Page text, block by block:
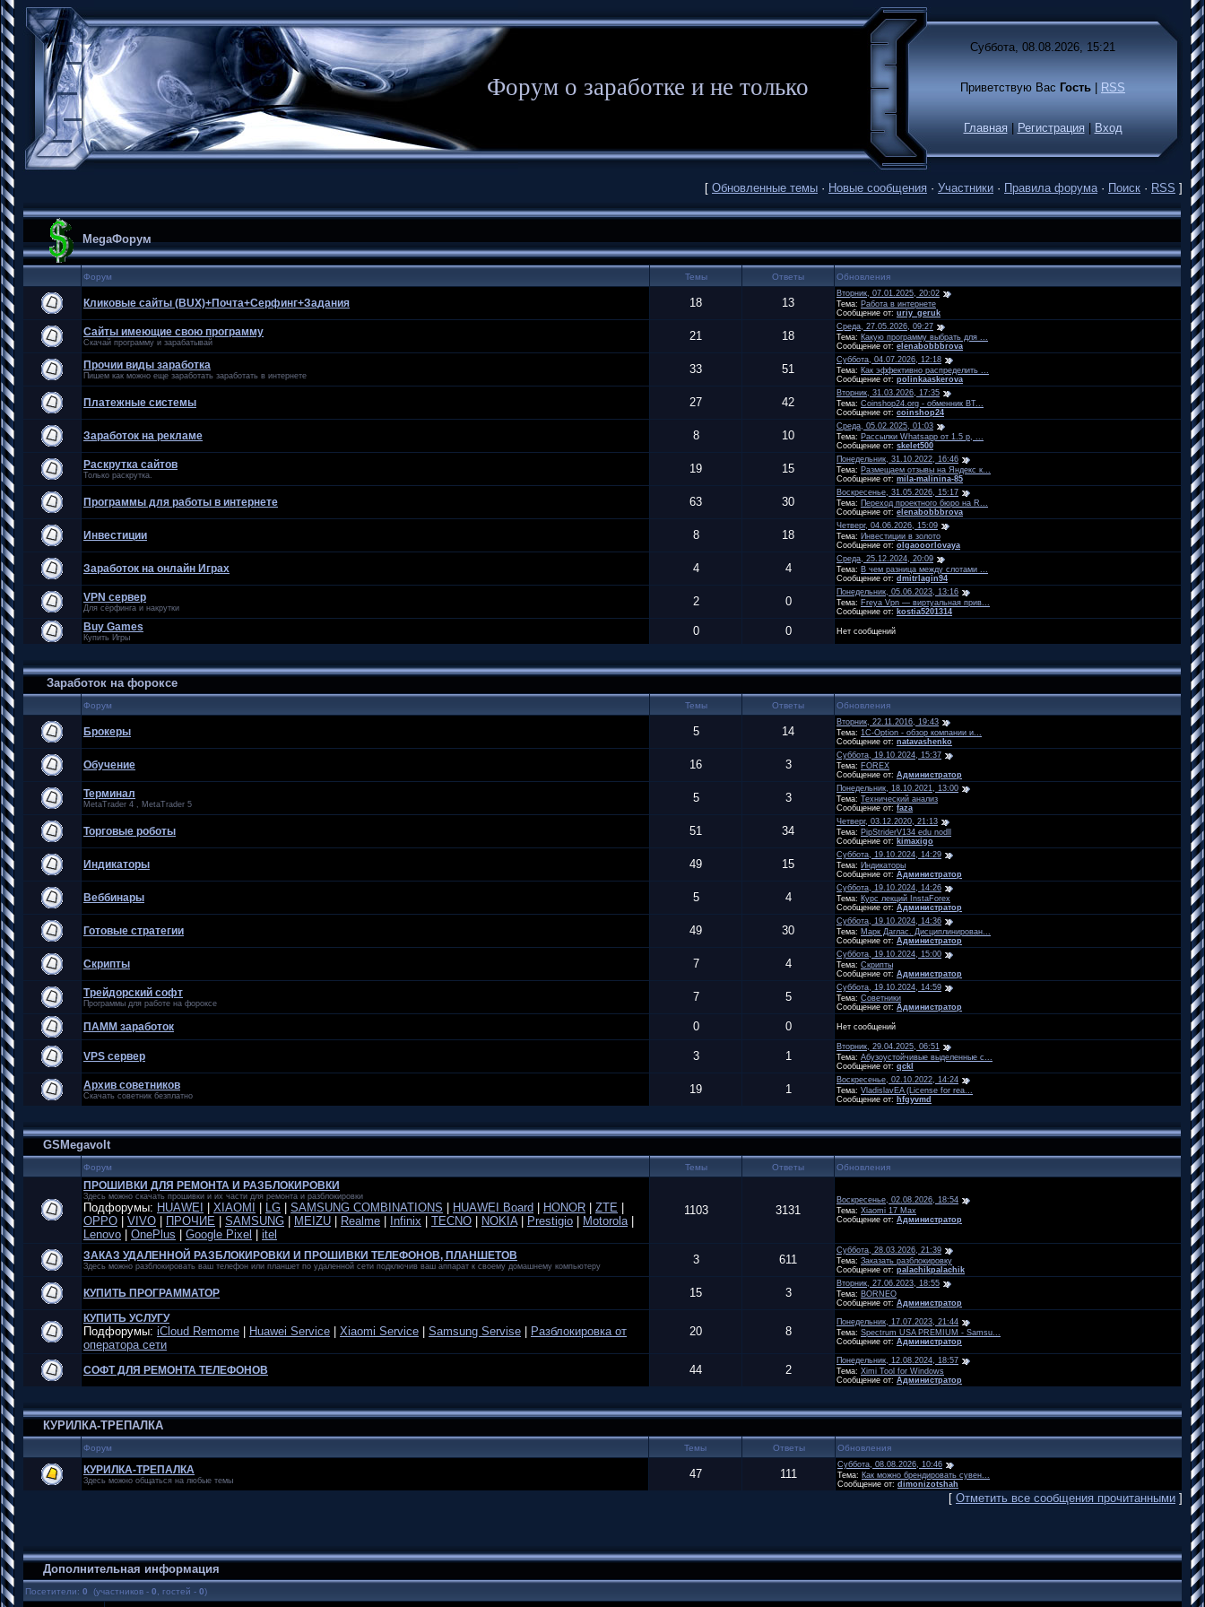
Форум о заработке и не только
Суббота, 08.08.2026, 15:21
Приветствую Вас Гость RSS
Главная Регистрация Вход
[ Обновленные темы · Новые сообщения · Участники · Правила форума· Поиск · RSS ]
MegaФорум
Форум Темы Ответы Обновления
Кликовые сайты (BUX)+Почта+Серфинг+Задания 18 13
Вторник, 07.01.2025, 20:02
Тема: Работа в интернете
Сообщение от: uriy_geruk
Сайты имеющие свою программу
Скачай программу и зарабатывай 21 18
Среда, 27.05.2026, 09:27
Тема: Какую программу выбрать для ...
Сообщение от: elenabobbbrova
Прочии виды заработка
Пишем как можно еще заработать заработать в интернете 33 51
Суббота, 04.07.2026, 12:18
Тема: Как эффективно распределить ...
Сообщение от: polinkaaskerova
Платежные системы 27 42
Вторник, 31.03.2026, 17:35
Тема: Coinshop24.org - обменник BT...
Сообщение от: coinshop24
Заработок на рекламе 8 10
Среда, 05.02.2025, 01:03
Тема: Рассылки Whatsapp от 1.5 р, ...
Сообщение от: skelet500
Раскрутка сайтов
Только раскрутка. 19 15
Понедельник, 31.10.2022, 16:46
Тема: Размещаем отзывы на Яндекс к...
Сообщение от: mila-malinina-85
Программы для работы в интернете 63 30
Воскресенье, 31.05.2026, 15:17
Тема: Переход проектного бюро на R...
Сообщение от: elenabobbbrova
Инвестиции 8 18
Четверг, 04.06.2026, 15:09
Тема: Инвестиции в золото
Сообщение от: olgaooorlovaya
Заработок на онлайн Играх 4 4
Среда, 25.12.2024, 20:09
Тема: В чем разница между слотами ...
Сообщение от: dmitrlagin94
VPN сервер
Для сёрфинга и накрутки 2 0
Понедельник, 05.06.2023, 13:16
Тема: Freya Vpn — виртуальная прив...
Сообщение от: kostia5201314
Buy Games
Купить Игры 0 0 Нет сообщений
Заработок на фороксе
Форум Темы Ответы Обновления
Брокеры 5 14
Вторник, 22.11.2016, 19:43
Тема: 1C-Option - обзор компании и...
Сообщение от: natavashenko
Обучение 16 3
Суббота, 19.10.2024, 15:37
Тема: FOREX
Сообщение от: Администратор
Терминал
MetaTrader 4 , MetaTrader 5 5 3
Понедельник, 18.10.2021, 13:00
Тема: Технический анализ
Сообщение от: faza
Торговые роботы 51 34
Четверг, 03.12.2020, 21:13
Тема: PipStriderV134 edu nodll
Сообщение от: kimaxigo
Индикаторы 49 15
Суббота, 19.10.2024, 14:29
Тема: Индикаторы
Сообщение от: Администратор
Веббинары 5 4
Суббота, 19.10.2024, 14:26
Тема: Курс лекций InstaForex
Сообщение от: Администратор
Готовые стратегии 49 30
Суббота, 19.10.2024, 14:36
Тема: Марк Даглас. Дисциплинирован...
Сообщение от: Администратор
Скрипты 7 4
Суббота, 19.10.2024, 15:00
Тема: Скрипты
Сообщение от: Администратор
Трейдорский софт
Программы для работе на фороксе 7 5
Суббота, 19.10.2024, 14:59
Тема: Советники
Сообщение от: Администратор
ПАММ заработок 0 0 Нет сообщений
VPS сервер 3 1
Вторник, 29.04.2025, 06:51
Тема: Абузоустойчивые выделенные с...
Сообщение от: qckl
Архив советников
Скачать советник безплатно 19 1
Воскресенье, 02.10.2022, 14:24
Тема: VladislavEA (License for rea...
Сообщение от: hfgyvmd
GSMegavolt
Форум Темы Ответы Обновления
ПРОШИВКИ ДЛЯ РЕМОНТА И РАЗБЛОКИРОВКИ
Здесь можно скачать прошивки и их части для ремонта и разблокировки
Подфорумы: HUAWEI XIAOMI LG SAMSUNG COMBINATIONS HUAWEI Board HONOR ZTE
OPPO
VIVO ПРОЧИЕ SAMSUNG MEIZU Realme Infinix TECNO NOKIA| Prestigio Motorola|
Lenovo
OnePlus Google Pixel itel
1103 3131
Воскресенье, 02.08.2026, 18:54
Тема: Xiaomi 17 Max
Сообщение от: Администратор
ЗАКАЗ УДАЛЕННОЙ РАЗБЛОКИРОВКИ И ПРОШИВКИ ТЕЛЕФОНОВ, ПЛАНШЕТОВ
Здесь можно разблокировать ваш телефон или планшет по удаленной сети подключив ваш аппарат к своему домашнему компьютеру 3 611
Суббота, 28.03.2026, 21:39
Тема: Заказать разблокировку
Сообщение от: palachikpalachik
КУПИТЬ ПРОГРАММАТОР 15 3
Вторник, 27.06.2023, 18:55
Тема: BORNEO
Сообщение от: Администратор
КУПИТЬ УСЛУГУ
Подфорумы: iCloud Remome Huawei Service Xiaomi Service Samsung Servise
Разблокировка от
оператора сети
20 8
Понедельник, 17.07.2023, 21:44
Тема: Spectrum USA PREMIUM - Samsu...
Сообщение от: Администратор
СОФТ ДЛЯ РЕМОНТА ТЕЛЕФОНОВ 44 2
Понедельник, 12.08.2024, 18:57
Тема: Ximi Tool for Windows
Сообщение от: Администратор
КУРИЛКА-ТРЕПАЛКА
Форум Темы Ответы Обновления
КУРИЛКА-ТРЕПАЛКА
Здесь можно общаться на любые темы 47 111
Суббота, 08.08.2026, 10:46
Тема: Как можно брендировать сувен...
Сообщение от: dimonizotshah
[ Отметить все сообщения прочитанными ]
Дополнительная информация
Посетители: 0 (участников - 0 , гостей - 0)